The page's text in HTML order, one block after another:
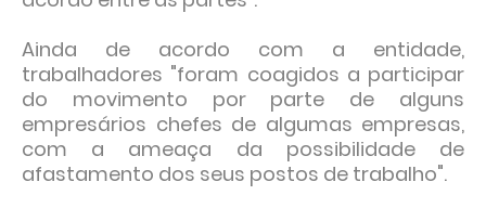
Ainda de acordo com a entidade,
trabalhadores "foram coagidos a participar
do movimento por parte de alguns
empresários chefes de algumas empresas,
com a ameaça da possibilidade de
afastamento dos seus postos de trabalho".